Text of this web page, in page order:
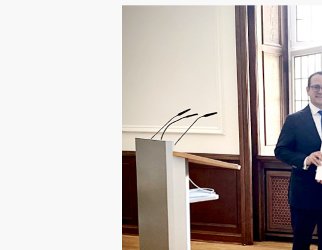
CDU Slider 05
CDU Slider 06
CDU Slider 07